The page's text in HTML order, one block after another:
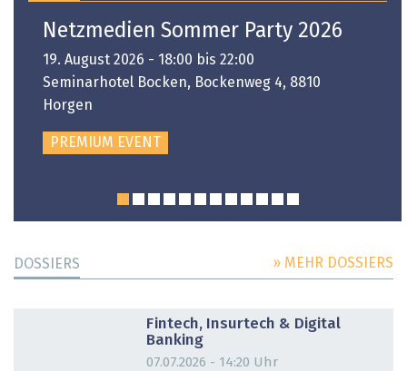
Netzmedien Sommer Party 2026
19. August 2026 - 18:00 bis 22:00
Seminarhotel Bocken, Bockenweg 4, 8810
Horgen
PREMIUM EVENT
DOSSIERS » MEHR DOSSIERS
Fintech, Insurtech & Digital
Banking
07.07.2026 - 14:20 Uhr